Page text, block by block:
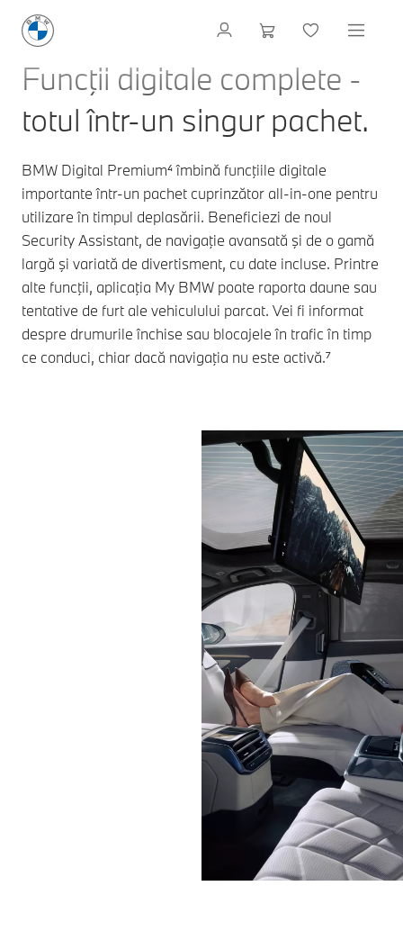
Funcţii digitale complete -
totul într-un singur pachet.
BMW Digital Premium⁴ îmbină funcţiile digitale
importante într-un pachet cuprinzător all-in-one pentru
utilizare în timpul deplasării. Beneficiezi de noul
Security Assistant, de navigaţie avansată şi de o gamă
largă şi variată de divertisment, cu date incluse. Printre
alte funcţii, aplicaţia My BMW poate raporta daune sau
tentative de furt ale vehiculului parcat. Vei fi informat
despre drumurile închise sau blocajele în trafic în timp
ce conduci, chiar dacă navigaţia nu este activă.⁷